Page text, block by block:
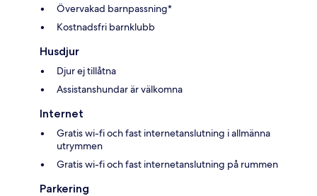
Övervakad barnpassning*
Kostnadsfri barnklubb
Husdjur
Djur ej tillåtna
Assistanshundar är välkomna
Internet
Gratis wi-fi och fast internetanslutning i allmänna
utrymmen
Gratis wi-fi och fast internetanslutning på rummen
Parkering